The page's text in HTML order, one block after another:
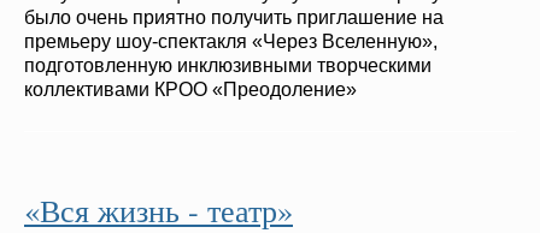
было очень приятно получить приглашение на
премьеру шоу-спектакля «Через Вселенную»,
подготовленную инклюзивными творческими
коллективами КРОО «Преодоление»
«Вся жизнь - театр»